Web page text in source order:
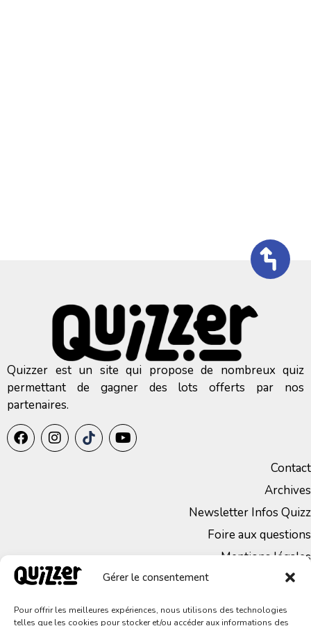
Gérer le consentement
Pour offrir les meilleures expériences, nous utilisons des technologies
telles que les cookies pour stocker et/ou accéder aux informations des
Quizzer est un site qui propose de nombreux quiz
permettant de gagner des lots offerts par nos
partenaires.
Contact
Archives
Newsletter Infos Quizz
Foire aux questions
Mentions légales
CGV